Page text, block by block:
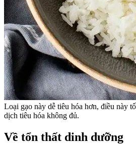
Loại gạo này dễ tiêu hóa hơn, điều này
dịch tiêu hóa không đủ.
Về tổn thất dinh dưỡng